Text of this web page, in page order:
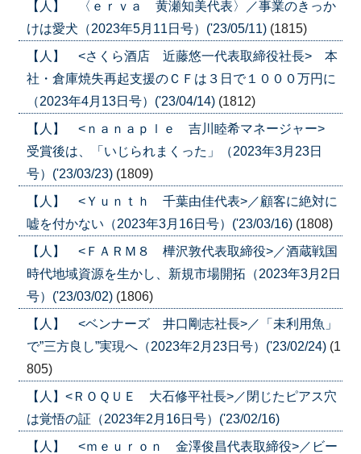
【人】 〈ｅｒｖａ 黄瀬知美代表〉／事業のきっか
けは愛犬（2023年5月11日号）('23/05/11) (1815)
【人】 <さくら酒店 近藤悠一代表取締役社長> 本
社・倉庫焼失再起支援のＣＦは３日で１０００万円に
（2023年4月13日号）('23/04/14) (1812)
【人】 <ｎａｎａｐｌｅ 吉川睦希マネージャー>
受賞後は、「いじられまくった」（2023年3月23日
号）('23/03/23) (1809)
【人】 <Ｙｕｎｔｈ 千葉由佳代表>／顧客に絶対に
嘘を付かない（2023年3月16日号）('23/03/16) (1808)
【人】 <ＦＡＲＭ８ 樺沢敦代表取締役>／酒蔵戦国
時代地域資源を生かし、新規市場開拓（2023年3月2日
号）('23/03/02) (1806)
【人】 <ベンナーズ 井口剛志社長>／「未利用魚」
で”三方良し”実現へ（2023年2月23日号）('23/02/24) (1
805)
【人】<ＲＯＱＵＥ 大石修平社長>／閉じたピアス穴
は覚悟の証（2023年2月16日号）('23/02/16)
【人】 <ｍｅｕｒｏｎ 金澤俊昌代表取締役>／ビー